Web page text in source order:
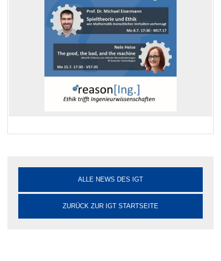
ALLE NEWS DES IGT
ZURÜCK ZUR IGT STARTSEITE